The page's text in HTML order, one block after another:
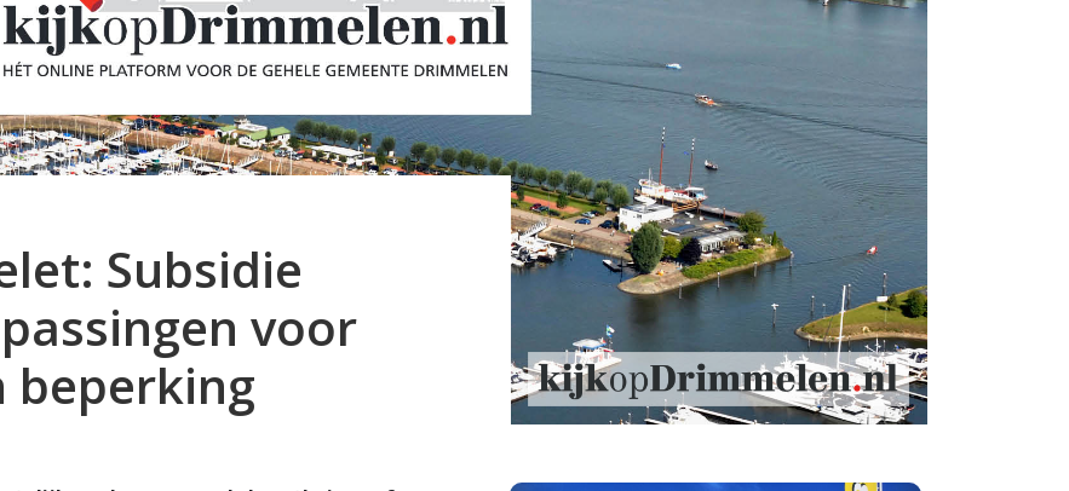
Subsidie
voor
beperking